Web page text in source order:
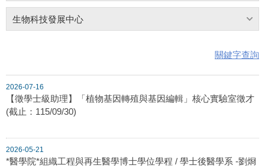
生物科技發展中心
關鍵字查詢
2026-07-16
【徵學士級助理】「植物基因轉殖與基因編輯」核心實驗室徵才
(截止：115/09/30)
2026-05-21
*醫學院*組織工程與再生醫學博士學位學程 / 學士後醫學系 -劉烱